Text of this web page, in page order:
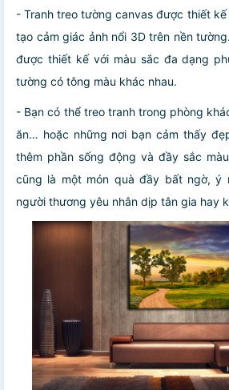
- Tranh treo tường canvas được thiết
tạo cảm giác ảnh nổi 3D trên nền
được thiết kế với màu sắc đa dạng
tường có tông màu khác nhau.
- Bạn có thể treo tranh trong phòng
ăn… hoặc những nơi bạn cảm thấy
thêm phần sống động và đầy sắc
cũng là một món quà đầy bất ngờ, ý
người thương yêu nhân dịp tân gia hay